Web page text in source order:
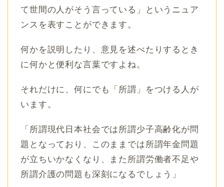
て世間の人がそう言っている」というニュア
ンスを表すことができます。
何かを説明したり、意見を述べたりするとき
に何かと便利な言葉ですよね。
それだけに、何にでも「所謂」をつける人が
います。
「所謂現代日本社会では所謂少子高齢化が問
題となっており、このままでは所謂年金問題
が立ちいかなくなり、また所謂労働者不足や
所謂介護の問題も深刻になるでしょう」